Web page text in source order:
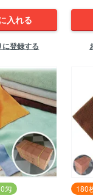
入れる
登録する
匁
180